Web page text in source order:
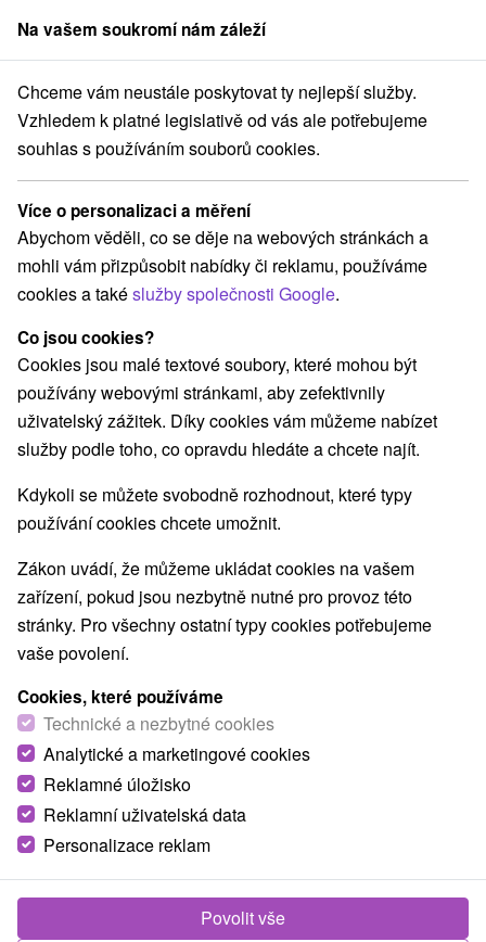
člen skupinySorger
Hotely na Slovensku Stredné Slovensko Žilinský kraj Hruštín
Hotely Hruštín
Kategorie
Všechny kategorie
Hotely na Slovensku (2)
Vyberte lokalitu nebo termín
VŠECHNY NEJLEVNĚJŠÍ NEJDRAŽŠÍ
Horský Hotel Kristína Hruštín
Hruštín
Horský hotel v lyžiarskom stredisku Ski Zábava-Hruštín,
Na vašem soukromí nám záleží
Chceme vám neustále poskytovat ty nejlepší služby.
Vzhledem k platné legislativě od vás ale potřebujeme
souhlas s používáním souborů cookies.
Více o personalizaci a měření
Abychom věděli, co se děje na webových stránkách a
mohli vám přizpůsobit nabídky či reklamu, používáme
cookies a takéslužby společnosti Google.
Co jsou cookies?
Cookies jsou malé textové soubory, které mohou být
používány webovými stránkami, aby zefektivnily
uživatelský zážitek. Díky cookies vám můžeme nabízet
služby podle toho, co opravdu hledáte a chcete najít.
Kdykoli se můžete svobodně rozhodnout, které typy
používání cookies chcete umožnit.
Zákon uvádí, že můžeme ukládat cookies na vašem
zařízení, pokud jsou nezbytně nutné pro provoz této
stránky. Pro všechny ostatní typy cookies potřebujeme
vaše povolení.
Cookies, které používáme
Technické a nezbytné cookies
Analytické a marketingové cookies
Reklamné úložisko
Reklamní uživatelská data
Personalizace reklam
Povolit vše